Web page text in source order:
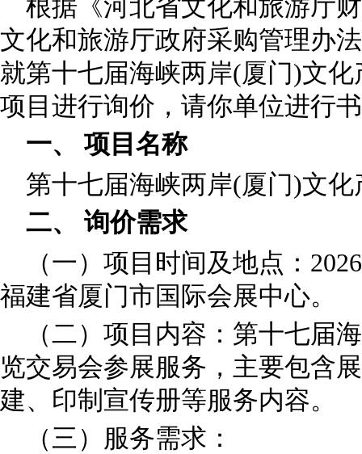
根据《河北省文化和旅游厅
文化和旅游厅政府采购管理办
就第十七届海峡两岸(厦门)文
项目进行询价，请你单位进行
一、 项目名称
第十七届海峡两岸(厦门)文
二、 询价需求
（一）项目时间及地点：
福建省厦门市国际会展中心。
（二）项目内容：第十七届
览交易会参展服务，主要包含
建、印制宣传册等服务内容。
（三）服务需求：